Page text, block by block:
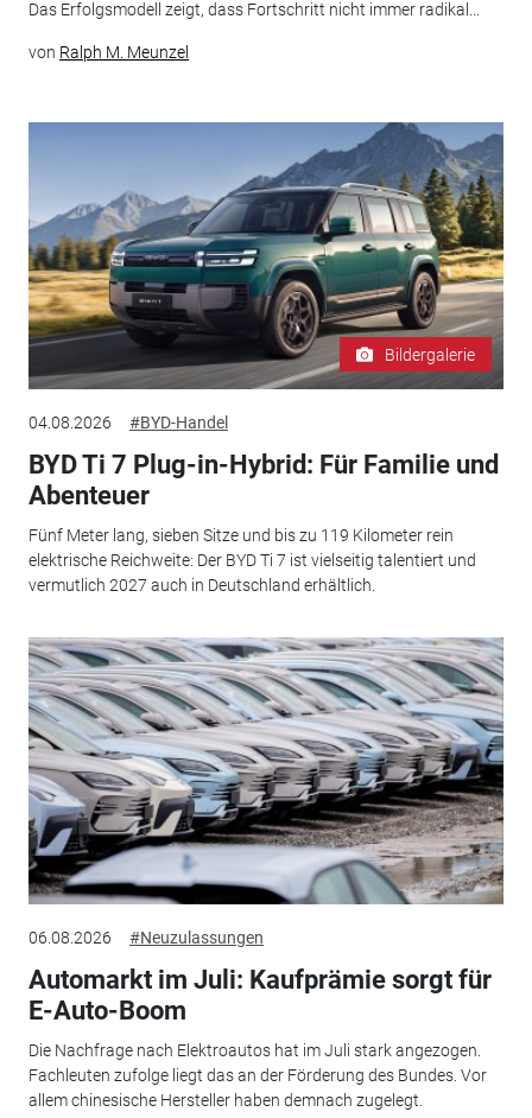
Das Erfolgsmodell zeigt, dass Fortschritt nicht immer radikal...
von Ralph M. Meunzel
Bildergalerie
04.08.2026 #BYD-Handel
BYD Ti 7 Plug-in-Hybrid: Für Familie und
Abenteuer
Fünf Meter lang, sieben Sitze und bis zu 119 Kilometer rein
elektrische Reichweite: Der BYD Ti 7 ist vielseitig talentiert und
vermutlich 2027 auch in Deutschland erhältlich.
06.08.2026 #Neuzulassungen
Automarkt im Juli: Kaufprämie sorgt für
E-Auto-Boom
Die Nachfrage nach Elektroautos hat im Juli stark angezogen.
Fachleuten zufolge liegt das an der Förderung des Bundes. Vor
allem chinesische Hersteller haben demnach zugelegt.